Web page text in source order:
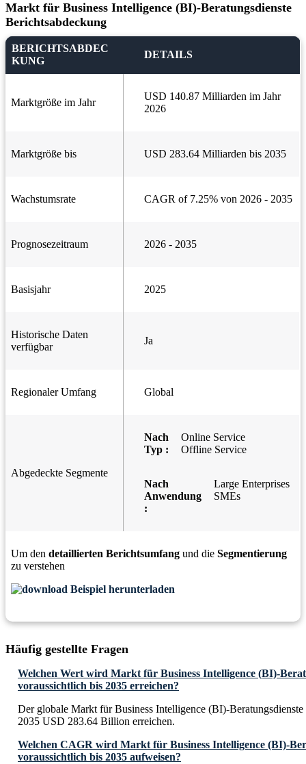
Markt für Business Intelligence (BI)-Beratungsdienste
Berichtsabdeckung
BERICHTSABDEC
KUNG
DETAILS
Marktgröße im Jahr
USD 140.87 Milliarden im Jahr
2026
Marktgröße bis USD 283.64 Milliarden bis 2035
Wachstumsrate CAGR of 7.25% von 2026 - 2035
Prognosezeitraum 2026 - 2035
Basisjahr 2025
Historische Daten
verfügbar
Ja
Regionaler Umfang Global
Abgedeckte Segmente
Nach
Typ :
Online Service
Offline Service
Nach
Anwendung
:
Large Enterprises
SMEs
Um den detaillierten Berichtsumfang und die Segmentierung
zu verstehen
Beispiel herunterladen
Häufig gestellte Fragen
Welchen Wert wird Markt für Business Intelligence (BI)-
voraussichtlich bis 2035 erreichen?
Der globale Markt für Business Intelligence (BI)-
2035 USD 283.64 Billion erreichen.
Welchen CAGR wird Markt für Business Intelligence (BI)-
voraussichtlich bis 2035 aufweisen?